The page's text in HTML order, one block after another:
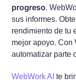
progreso.
sus informes.
rendimiento de tu
mejor apoyo. Con
automatizar parte
WebWork AI te